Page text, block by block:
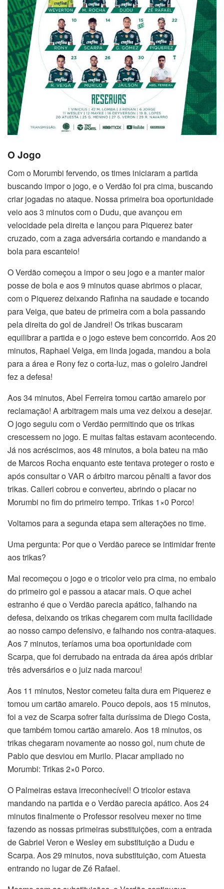
O Jogo
Com o Morumbi fervendo, os times iniciaram a partida
buscando impor o jogo, e o Verdão foi pra cima, buscando
criar jogadas no ataque. Nossa primeira boa oportunidade
veio aos 3 minutos com o Dudu, que avançou em
velocidade pela direita e lançou para Piquerez bater
cruzado, com a zaga adversária cortando e mandando a
bola para escanteio!
O Verdão começou a impor o seu jogo e a manter maior
posse de bola e aos 9 minutos quase abrimos o placar,
com o Piquerez deixando Rafinha na saudade e tocando
para Veiga, que bateu de primeira com a bola passando
pela direita do gol de Jandrei! Os trikas buscaram
equilibrar a partida e o jogo esteve bem concorrido. Aos 20
minutos, Raphael Veiga, em linda jogada, mandou a bola
para a área e Rony fez o corta-luz, mas o goleiro Jandrei
fez a defesa!
Aos 34 minutos, Abel Ferreira tomou cartão amarelo por
reclamação! A arbitragem mais uma vez deixou a desejar.
O jogo seguiu com o Verdão permitindo que os trikas
crescessem no jogo. E muitas faltas estavam acontecendo.
Já nos acréscimos, aos 48 minutos, a bola bateu na mão
de Marcos Rocha enquanto este tentava proteger o rosto e
após consultar o VAR o árbitro marcou pênalti a favor dos
trikas. Calleri cobrou e converteu, abrindo o placar no
Morumbi no fim do primeiro tempo. Trikas 1×0 Porco!
Voltamos para a segunda etapa sem alterações no time.
Uma pergunta: Por que o Verdão parece se intimidar frente
aos trikas?
Mal recomeçou o jogo e o tricolor veio pra cima, no embalo
do primeiro gol e passou a atacar mais. O que achei
estranho é que o Verdão parecia apático, falhando na
defesa, deixando os trikas chegarem com muita facilidade
ao nosso campo defensivo, e falhando nos contra-ataques.
Aos 7 minutos, teríamos uma boa oportunidade com
Scarpa, que foi derrubado na entrada da área após driblar
três adversários e o juiz nada marcou!
Aos 11 minutos, Nestor cometeu falta dura em Piquerez e
tomou um cartão amarelo. Pouco depois, aos 15 minutos,
foi a vez de Scarpa sofrer falta duríssima de Diego Costa,
que também tomou cartão amarelo. Aos 18 minutos, os
trikas chegaram novamente ao nosso gol, num chute de
Pablo que desviou em Murilo. Placar ampliado no
Morumbi: Trikas 2×0 Porco.
O Palmeiras estava irreconhecível! O tricolor estava
mandando na partida e o Verdão parecia apático. Aos 24
minutos finalmente o Professor resolveu mexer no time
fazendo as nossas primeiras substituições, com a entrada
de Gabriel Veron e Wesley em substituição a Dudu e
Scarpa. Aos 29 minutos, nova substituição, com Atuesta
entrando no lugar de Zé Rafael.